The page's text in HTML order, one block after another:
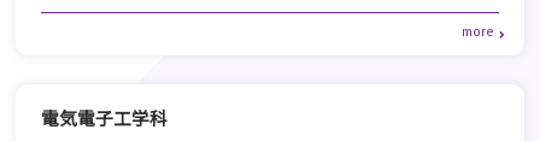
電気電子工学科